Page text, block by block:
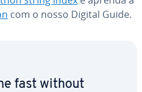
com o nosso Digital Guide.
fast without